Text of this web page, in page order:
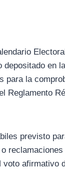
en
para la
Reglamento
previsto
afirmativo